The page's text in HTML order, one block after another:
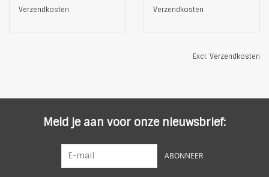
Verzendkosten
Verzendkosten
Excl. Verzendkosten
Meld je aan voor onze nieuwsbrief:
ABONNEER